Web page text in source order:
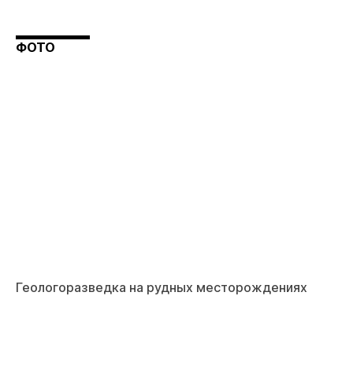
ФОТО
Геологоразведка на рудных месторождениях